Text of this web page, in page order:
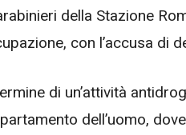
della Stazione
con l’accusa di
di un’attività
dell’uomo,